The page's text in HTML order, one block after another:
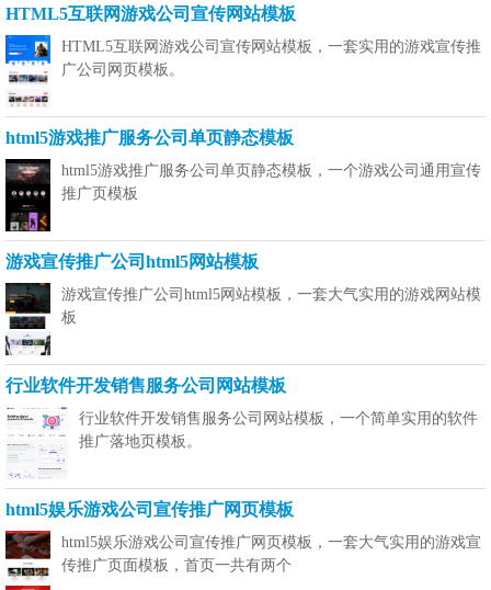
HTML5互联网游戏公司宣传网站模板
HTML5互联网游戏公司宣传网站模板，一套实用的游戏宣传推
广公司网页模板。
html5游戏推广服务公司单页静态模板
html5游戏推广服务公司单页静态模板，一个游戏公司通用宣传
推广页模板
游戏宣传推广公司html5网站模板
游戏宣传推广公司html5网站模板，一套大气实用的游戏网站模
板
行业软件开发销售服务公司网站模板
行业软件开发销售服务公司网站模板，一个简单实用的软件
推广落地页模板。
html5娱乐游戏公司宣传推广网页模板
html5娱乐游戏公司宣传推广网页模板，一套大气实用的游戏宣
传推广页面模板，首页一共有两个